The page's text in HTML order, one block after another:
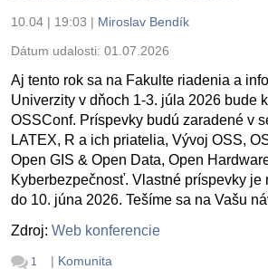
10.04 | 19:03 | Miroslav Bendík
Dátum udalosti: 01.07.2026
Aj tento rok sa na Fakulte riadenia a
Univerzity v dňoch 1-3. júla 2026 bude
OSSConf. Príspevky budú zaradené v
LATEX, R a ich priatelia, Vývoj OSS,
Open GIS & Open Data, Open
Kyberbezpečnosť. Vlastné príspevky je
do 10. júna 2026. Tešíme sa na Vašu
Zdroj: Web konferencie
1 | Komunita